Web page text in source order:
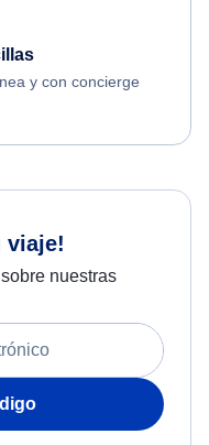
y con concierge
viaje!
nuestras